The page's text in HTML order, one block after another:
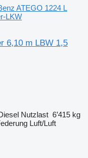
ATEGO 1224 L
LKW
6,10 m LBW 1,5
Nutzlast 6’415 kg
Luft/Luft